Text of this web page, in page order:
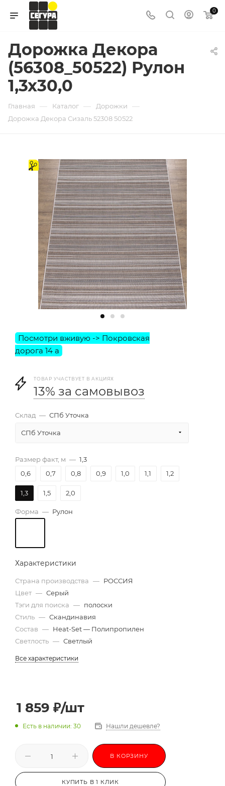
0
Дорожка Декора
(56308_50522) Рулон
1,3х30,0
Главная — Каталог — Дорожки —
Дорожка Декора Сизаль 52308 50522
на
отрез
ТОВАР УЧАСТВУЕТ В АКЦИЯХ
13% за самовывоз
Склад — СПб Уточка
СПб Уточка
Размер факт, м — 1,3
0,6
0,7 0,8 0,9 1,0 1,1 1,2
1,3 1,5 2,0
Форма — Рулон
Характеристики
Страна производства — РОССИЯ
Цвет — Серый
Тэги для поиска — полоски
Стиль — Скандинавия
Состав — Heat-Set — Полипропилен
Светлость — Светлый
Все характеристики
1 859 ₽/шт
Есть в наличии: 30 Нашли дешевле?
В КОРЗИНУ
КУПИТЬ В 1 КЛИК